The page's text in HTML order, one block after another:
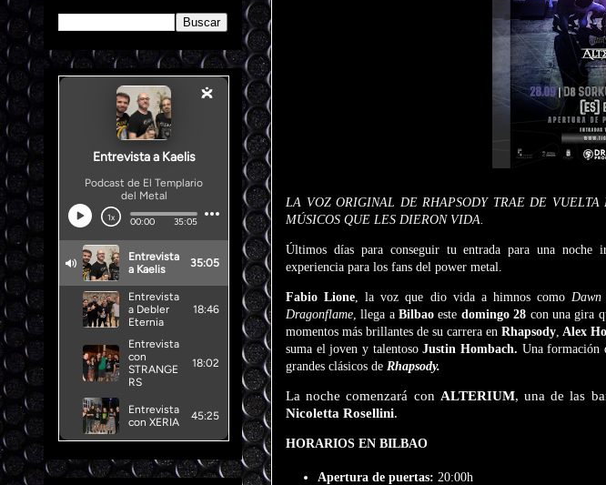
LA VOZ ORIGINAL DE RHAPSODY TRAE DE
MÚSICOS QUE LES DIERON VIDA.
Últimos días para conseguir tu entrada para una noche
experiencia para los fans del power metal.
Fabio Lione, la voz que dio vida a himnos como
Dragonflame, llega aBilbao este domingo 28 con una gira
momentos más brillantes de su carrera en Rhapsody, Alex
suma el joven y talentosoJustin Hombach. Una formación
grandes clásicos de Rhapsody.
La noche comenzará con ALTERIUM, una de las
Nicoletta Rosellini.
HORARIOS EN BILBAO
Apertura de puertas: 20:00h